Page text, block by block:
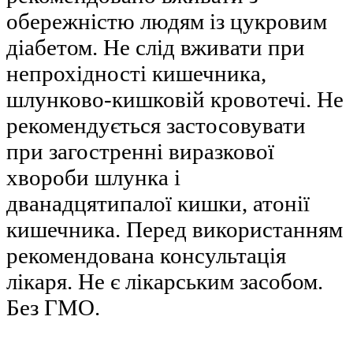
обережністю людям із цукровим
діабетом. Не слід вживати при
непрохідності кишечника,
шлунково-кишковій кровотечі. Не
рекомендується застосовувати
при загостренні виразкової
хвороби шлунка і
дванадцятипалої кишки, атонії
кишечника. Перед використанням
рекомендована консультація
лікаря. Не є лікарським засобом.
Без ГМО.